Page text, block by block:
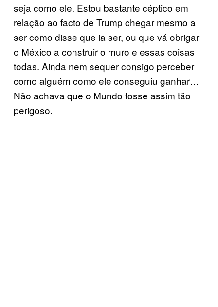
seja como ele. Estou bastante céptico em
relação ao facto de Trump chegar mesmo a
ser como disse que ia ser, ou que vá obrigar
o México a construir o muro e essas coisas
todas. Ainda nem sequer consigo perceber
como alguém como ele conseguiu ganhar…
Não achava que o Mundo fosse assim tão
perigoso.